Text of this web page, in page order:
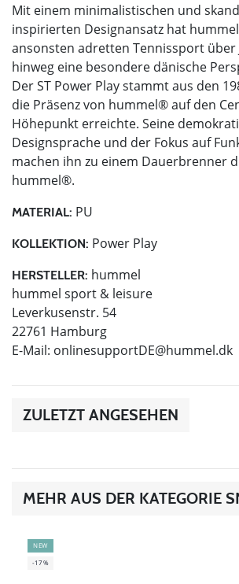
Mit einem minimalistischen und
inspirierten Designansatz hat
ansonsten adretten Tennissport über
hinweg eine besondere dänische
Der ST Power Play stammt aus den
die Präsenz von hummel® auf den
Höhepunkt erreichte. Seine
Designsprache und der Fokus auf
machen ihn zu einem Dauerbrenner
hummel®.
MATERIAL: PU
KOLLEKTION: Power Play
HERSTELLER: hummel
hummel sport & leisure
Leverkusenstr. 54
22761 Hamburg
E-Mail: onlinesupportDE@hummel.dk
ZULETZT ANGESEHEN
MEHR AUS DER KATEGORIE
NEW
-17%